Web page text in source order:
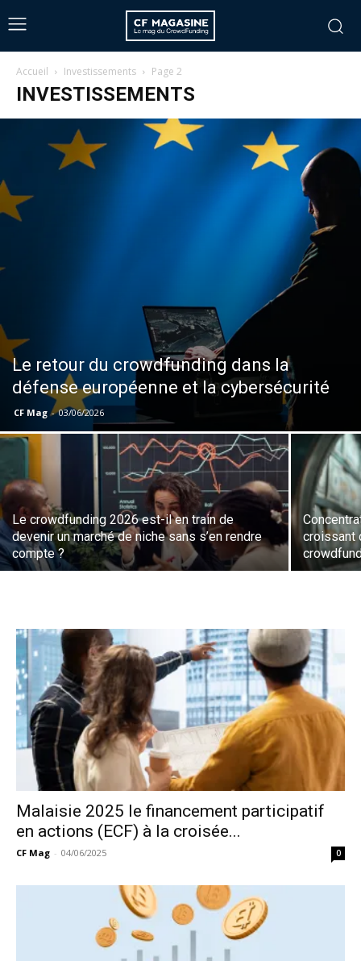
Accueil Investissements Page 2
INVESTISSEMENTS
Le retour du crowdfunding dans la
défense européenne et la cybersécurité
CF Mag - 03/06/2026
Le crowdfunding 2026 est-il en train de
devenir un marché de niche sans s’en rendre
compte ?
croissant
Malaisie 2025 le financement participatif
en actions (ECF) à la croisée...
CF Mag - 04/06/2025 0